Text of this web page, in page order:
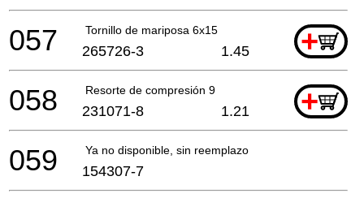
Tornillo de mariposa 6x15 +
057 265726-3 1.45
Resorte de compresión 9 +
058 231071-8 1.21
Ya no disponible, sin reemplazo
059 154307-7